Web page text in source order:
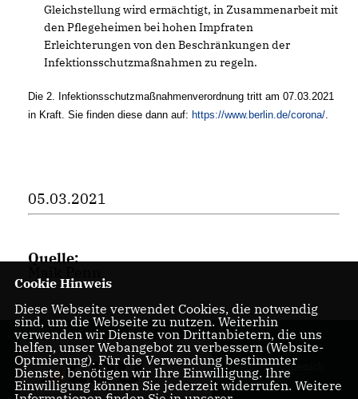
Gleichstellung wird ermächtigt, in Zusammenarbeit mit
den Pflegeheimen bei hohen Impfraten
Erleichterungen von den Beschränkungen der
Infektionsschutzmaßnahmen zu regeln.
Die 2. Infektionsschutzmaßnahmenverordnung tritt am 07.03.2021
in Kraft. Sie finden diese dann auf: https://www.berlin.de/corona/
05.03.2021
Quelle:
CDU Kreisverband
Treptow-Köpenick
Cookie Hinweis
Diese Webseite verwendet Cookies, die notwendig
sind, um die Webseite zu nutzen. Weiterhin
verwenden wir Dienste von Drittanbietern, die uns
helfen, unser Webangebot zu verbessern (Website-
Optmierung). Für die Verwendung bestimmter
Dienste, benötigen wir Ihre Einwilligung. Ihre
Einwilligung können Sie jederzeit widerrufen. Weitere